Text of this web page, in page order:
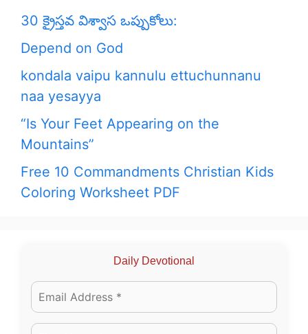
30 క్రైస్తవ విశ్వాస ఒప్పుకోలు:
Depend on God
kondala vaipu kannulu ettuchunnanu
naa yesayya
“Is Your Feet Appearing on the
Mountains”
Free 10 Commandments Christian Kids
Coloring Worksheet PDF
Daily Devotional